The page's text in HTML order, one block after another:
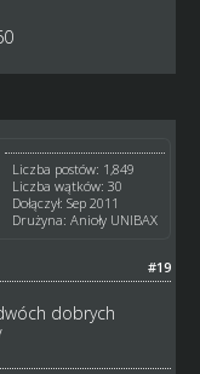
Liczba postów: 1,849
Liczba wątków: 30
Dołączył: Sep 2011
Drużyna: Anioły UNIBAX
#19
dobrych